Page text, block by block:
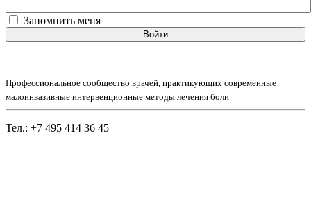
Запомнить меня
Войти
Профессиональное сообщество врачей, практикующих современные
малоинвазивные интервенционные методы лечения боли
Тел.: +7 495 414 36 45